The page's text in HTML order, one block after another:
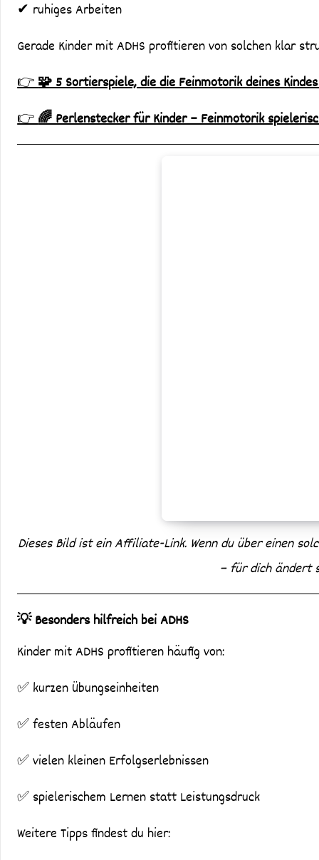
✔ ruhiges Arbeiten
Gerade Kinder mit ADHS profitieren von solchen klar
👉🧩 5 Sortierspiele, die die Feinmotorik deines
👉🌈 Perlenstecker für Kinder – Feinmotorik
Dieses Bild ist ein Affiliate-Link. Wenn du über einen
– für dich ändert
💡 Besonders hilfreich bei ADHS
Kinder mit ADHS profitieren häufig von:
✅ kurzen Übungseinheiten
✅ festen Abläufen
✅ vielen kleinen Erfolgserlebnissen
✅ spielerischem Lernen statt Leistungsdruck
Weitere Tipps findest du hier: